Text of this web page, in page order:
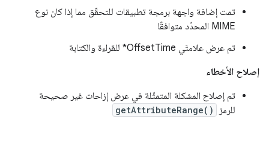
تمت إضافة واجهة برمجة تطبيقات للتحقّق مما إذا كان نوع
MIME المحدّد متوافقًا
تم عرض علامتَي OffsetTime* للقراءة والكتابة
إصلاح الأخطاء
تم إصلاح المشكلة المتمثّلة في عرض إزاحات غير صحيحة
للرمز
getAttributeRange()